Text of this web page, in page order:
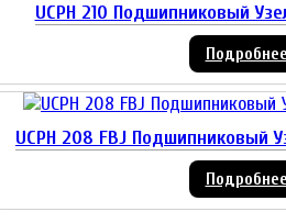
UCPH 210 Подшипниковый
Подробнее
UCPH 208 FBJ Подшипниковый
Подробнее